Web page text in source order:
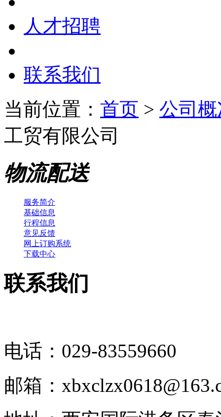
人才招聘
联系我们
当前位置： 首页 > 公司
工贸有限公司
物流配送
服务简介
基础信息
行程信息
意见反馈
网上订购系统
下载中心
联系我们
电话：029-83559660
邮箱：